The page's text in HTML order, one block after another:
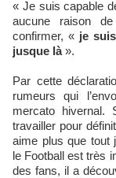
« Je suis capable
aucune raison
confirmer, « je
jusque là».
Par cette
rumeurs qui
mercato hivernal.
travailler pour
aime plus que tout
le Football est très
des fans, il a